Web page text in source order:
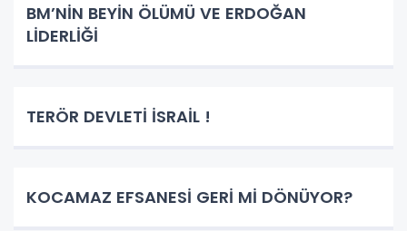
BM’NİN BEYİN ÖLÜMÜ VE ERDOĞAN
LİDERLİĞİ
TERÖR DEVLETİ İSRAİL !
KOCAMAZ EFSANESİ GERİ Mİ DÖNÜYOR?